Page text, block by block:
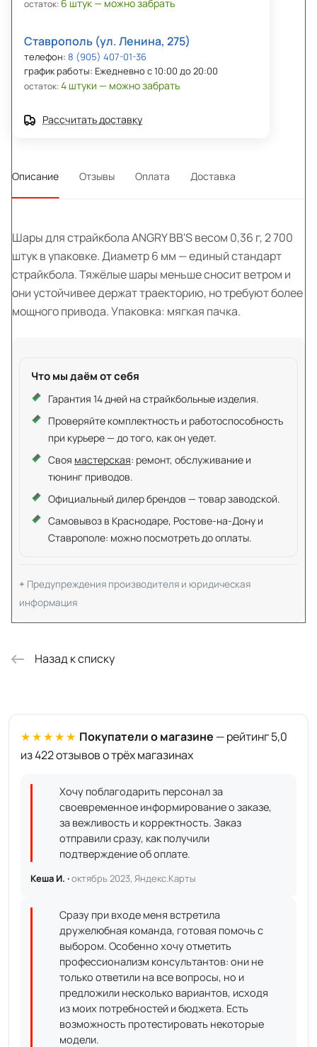
остаток: 6 штук — можно забрать
Ставрополь (ул. Ленина, 275)
телефон: 8 (905) 407-01-36
график работы: Ежедневно с 10:00 до 20:00
остаток:4 штуки — можно забрать
Рассчитать доставку
Описание Отзывы Оплата Доставка
Шары для страйкбола ANGRY BB'S весом 0,36 г, 2 700
штук в упаковке. Диаметр 6 мм — единый стандарт
страйкбола. Тяжёлые шары меньше сносит ветром и
они устойчивее держат траекторию, но требуют более
мощного привода. Упаковка: мягкая пачка.
Что мы даём от себя
Гарантия 14 дней на страйкбольные изделия.
Проверяйте комплектность и работоспособность
при курьере — до того, как он уедет.
Своя мастерская: ремонт, обслуживание и
тюнинг приводов.
Официальный дилер брендов — товар заводской.
Самовывоз в Краснодаре, Ростове-на-Дону и
Ставрополе: можно посмотреть до оплаты.
Предупреждения производителя и юридическая
информация
Назад к списку
★★★★★ Покупатели о магазине — рейтинг 5,0
из 422 отзывов о трёх магазинах
Хочу поблагодарить персонал за
своевременное информирование о заказе,
за вежливость и корректность. Заказ
отправили сразу, как получили
подтверждение об оплате.
Кеша И. ·октябрь 2023, Яндекс.Карты
Сразу при входе меня встретила
дружелюбная команда, готовая помочь с
выбором. Особенно хочу отметить
профессионализм консультантов: они не
только ответили на все вопросы, но и
предложили несколько вариантов, исходя
из моих потребностей и бюджета. Есть
возможность протестировать некоторые
модели.